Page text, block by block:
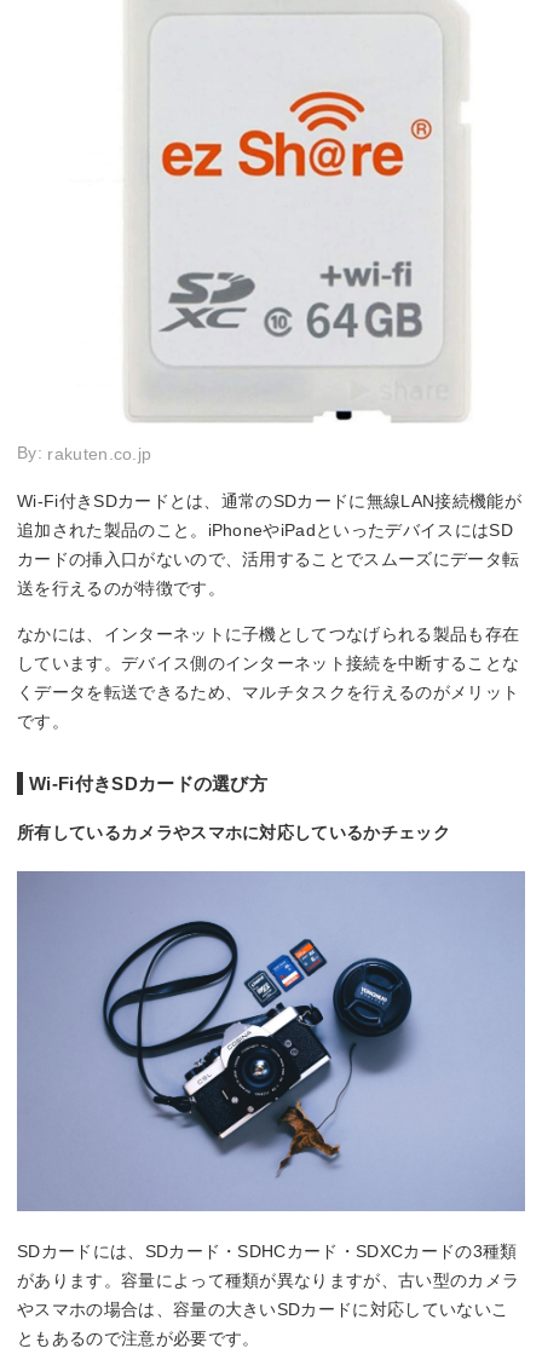
By: rakuten.co.jp
Wi-Fi付きSDカードとは、通常のSDカードに無線LAN接続機能が
追加された製品のこと。iPhoneやiPadといったデバイスにはSD
カードの挿入口がないので、活用することでスムーズにデータ転
送を行えるのが特徴です。
なかには、インターネットに子機としてつなげられる製品も存在
しています。デバイス側のインターネット接続を中断することな
くデータを転送できるため、マルチタスクを行えるのがメリット
です。
Wi-Fi付きSDカードの選び方
所有しているカメラやスマホに対応しているかチェック
SDカードには、SDカード・SDHCカード・SDXCカードの3種類
があります。容量によって種類が異なりますが、古い型のカメラ
やスマホの場合は、容量の大きいSDカードに対応していないこ
ともあるので注意が必要です。